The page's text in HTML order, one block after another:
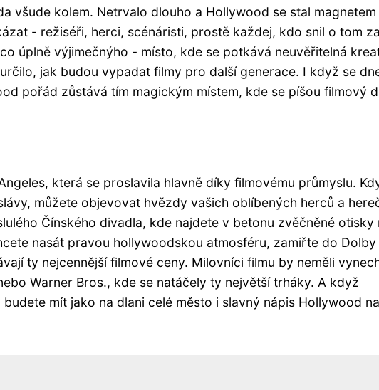
všude kolem. Netrvalo dlouho a Hollywood se stal
- režiséři, herci, scénáristi, prostě každej, kdo snil o tom
úplně výjimečnýho - místo, kde se potkává neuvěřitelná
jak budou vypadat filmy pro další generace. I když se
pořád zůstává tím magickým místem, kde se píšou filmový
která se proslavila hlavně díky filmovému průmyslu.
můžete objevovat hvězdy vašich oblíbených herců a
Čínského divadla, kde najdete v betonu zvěčněné otisky
nasát pravou hollywoodskou atmosféru, zamiřte do Dolby
ty nejcennější filmové ceny. Milovníci filmu by neměli
Warner Bros., kde se natáčely ty největší trháky. A když
mít jako na dlani celé město i slavný nápis Hollywood na